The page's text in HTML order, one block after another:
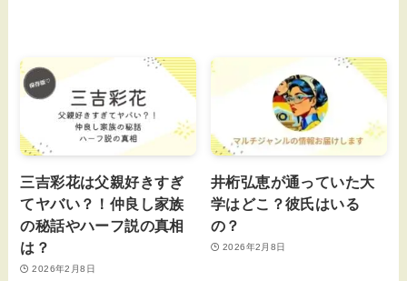
三吉彩花は父親好きすぎ
てヤバい？！仲良し家族
の秘話やハーフ説の真相
は？
2026年2月8日
井桁弘恵が通っていた大
学はどこ？彼氏はいる
の？
2026年2月8日